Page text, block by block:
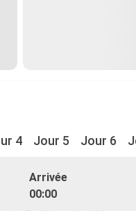
4 Jour 5 Jour 6
Arrivée
00:00